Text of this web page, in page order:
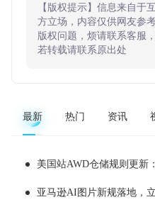
【版权提示】信息来自于
方立场，内容仅供网友参
版权问题，烦请联系客服
若转载请联系原出处
最新 热门 资讯
美国站AWD仓储规则更新
亚马逊AI图片新规落地，